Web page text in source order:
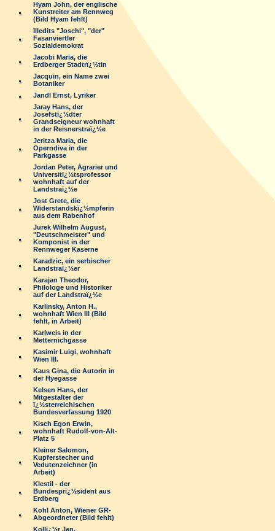
Hyam John, der englische
Kunstreiter am Rennweg
(Bild Hyam fehlt)
Illedits "Joschi", "der"
Fasanviertler
Sozialdemokrat
Jacobi Maria, die
Erdberger Stadtrï¿½tin
Jacquin, ein Name zwei
Botaniker
Jandl Ernst, Lyriker
Jaray Hans, der
Josefstï¿½dter
Grandseigneur wohnhaft
in der Reisnerstraï¿½e
Jeritza Maria, die
Operndiva in der
Parkgasse
Jordan Peter, Agrarier und
Universitï¿½tsprofessor
wohnhaft auf der
Landstraï¿½e
Jost Grete, die
Widerstandskï¿½mpferin
aus dem Rabenhof
Jurek Wilhelm August,
"Deutschmeister" und
Komponist in der
Rennweger Kaserne
Karadzic, ein serbischer
Landstraï¿½er
Karajan Theodor,
Philologe und Historiker
auf der Landstraï¿½e
Karlinsky, Anton H.,
wohnhaft Wien III (Bild
fehlt, in Arbeit)
Karlweis in der
Metternichgasse
Kasimir Luigi, wohnhaft
Wien III.
Kaus Gina, die Autorin in
der Hyegasse
Kelsen Hans, der
Mitgestalter der
ï¿½sterreichischen
Bundesverfassung 1920
Kisch Egon Erwin,
wohnhaft Rudolf-von-Alt-
Platz 5
Kleiner Salomon,
Kupferstecher und
Vedutenzeichner (in
Arbeit)
Klestil - der
Bundesprï¿½sident aus
Erdberg
Kohl Anton, Wiener GR-
Abgeordneter (Bild fehlt)
Kollï¿½r Jan,